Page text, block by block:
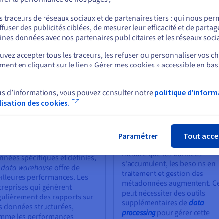
avancées, des outils de suivi et des solutions de cryptage
des besoins
dépend des besoins spécifiques de l’entreprise. Plusieurs
des
spécifiques et définies,
data warehouse offre de
performances. Les
qui génèrent
des rapports sur
données structurées,
les performances
Le stockage dans undata
est généralement plus
économique. Cependant, à
mesure que les données
s'accumulent, les besoins en
traitement et gestion des
métadonnées augmentent.
peut nécessiter des outils
supplémentaires dedata
processingpour gérer cette
ou
sur le site actuel
un autre site web
traceurs de réseaux sociaux et de partenaires tiers : qui nous
des publicités ciblées, de mesurer leur efficacité et de
données avec nos partenaires publicitaires et les réseaux
accepter tous les traceurs, les refuser ou personnaliser vos
en cliquant sur le lien « Gérer mes cookies » accessible en
d’informations, vous pouvez consulter notre politique
des cookies.
Paramétrer Tout